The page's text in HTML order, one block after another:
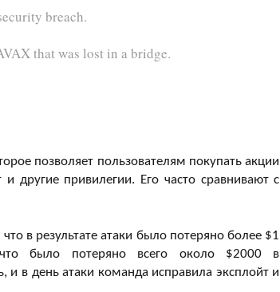
breach.
that was lost in a bridge.
позволяет пользователям покупать акции
другие привилегии. Его часто сравнивают с
в результате атаки было потеряно более $1
было потеряно всего около $2000 в
в день атаки команда исправила эксплойт и